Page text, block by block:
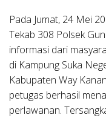
Pada Jumat, 24 Mei
Tekab 308 Polsek
informasi dari
di Kampung Suka
Kabupaten Way
petugas berhasil
perlawanan.